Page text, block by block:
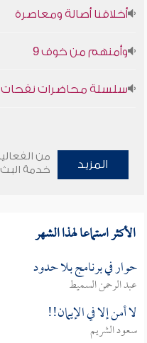
أخلاقنا أصالة ومعاصرة
وأمنهم من خوف 9
سلسلة محاضرات نفحات
المزيد
من
خدمة البث
الأكثر استماعا لهذا الشهر
حوار في برنامج بلا حدود
عبد الرحمن السميط
لا أمن إلا في الإيمان!!
سعود الشريم